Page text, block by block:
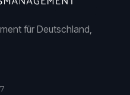
für Deutschland,